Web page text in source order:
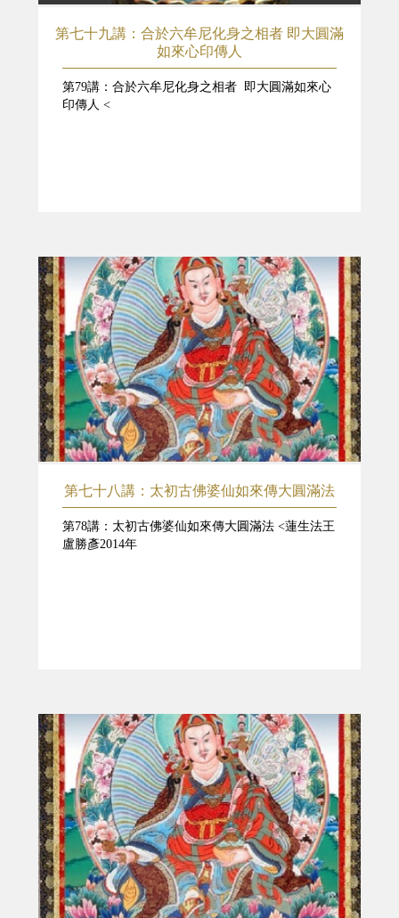
第七十九講：合於六牟尼化身之相者 即大圓滿
如來心印傳人
第79講：合於六牟尼化身之相者 即大圓滿如來心
印傳人 <
第七十八講：太初古佛婆仙如來傳大圓滿法
第78講：太初古佛婆仙如來傳大圓滿法 <蓮生法王
盧勝彥2014年